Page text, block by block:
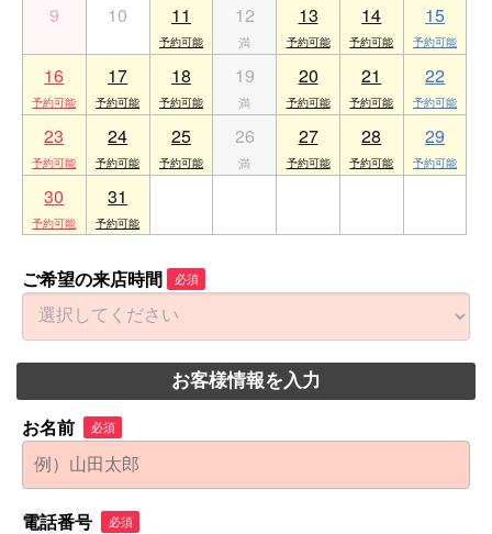
9 10 11 12 13 14 15
16 17 18 19 20 21 22
23 24 25 26 27 28 29
30 31
ご希望の来店時間 必須
お客様情報を入力
お名前 必須
電話番号 必須